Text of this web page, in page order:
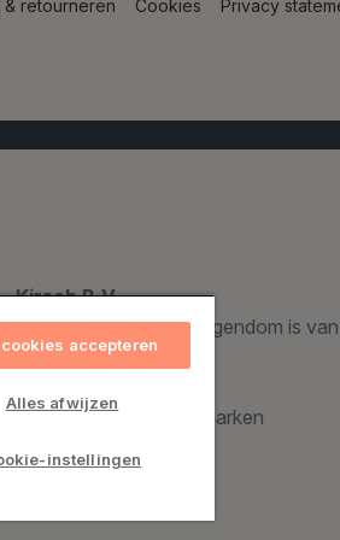
& retourneren Cookies Privacy
Kirsch B.V.
dat voor 100% eigendom is
Randers SV, Denemarken
accepteren
Alles afwijzen
instellingen